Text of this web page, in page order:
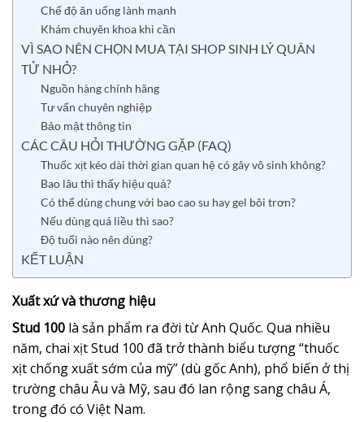
Chế độ ăn uống lành mạnh
Khám chuyên khoa khi cần
VÌ SAO NÊN CHỌN MUA TẠI SHOP SINH LÝ QUÂN
TỬ NHỎ?
Nguồn hàng chính hãng
Tư vấn chuyên nghiệp
Bảo mật thông tin
CÁC CÂU HỎI THƯỜNG GẶP (FAQ)
Thuốc xịt kéo dài thời gian quan hệ có gây vô sinh không?
Bao lâu thì thấy hiệu quả?
Có thể dùng chung với bao cao su hay gel bôi trơn?
Nếu dùng quá liều thì sao?
Độ tuổi nào nên dùng?
KẾT LUẬN
Xuất xứ và thương hiệu
Stud 100 là sản phẩm ra đời từ Anh Quốc. Qua nhiều
năm, chai xịt Stud 100 đã trở thành biểu tượng “thuốc
xịt chống xuất sớm của mỹ” (dù gốc Anh), phổ biến ở thị
trường châu Âu và Mỹ, sau đó lan rộng sang châu Á,
trong đó có Việt Nam.